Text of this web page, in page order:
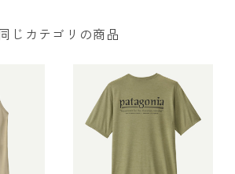
同じカテゴリの商品